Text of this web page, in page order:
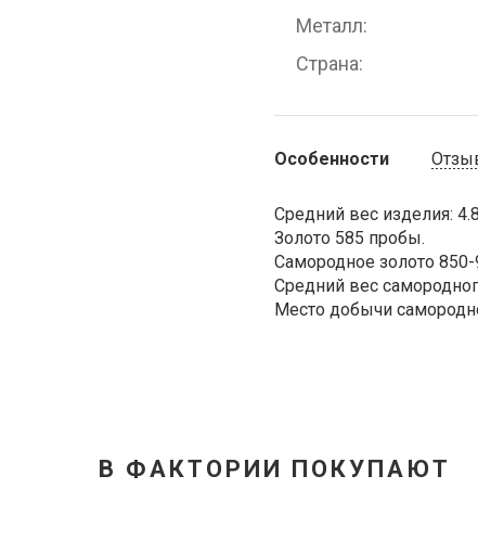
Металл
Страна
Особенности
Средний вес изделия:
Золото 585 пробы.
Самородное золото
Средний вес
Место добычи
В ФАКТОРИИ ПОКУПАЮТ